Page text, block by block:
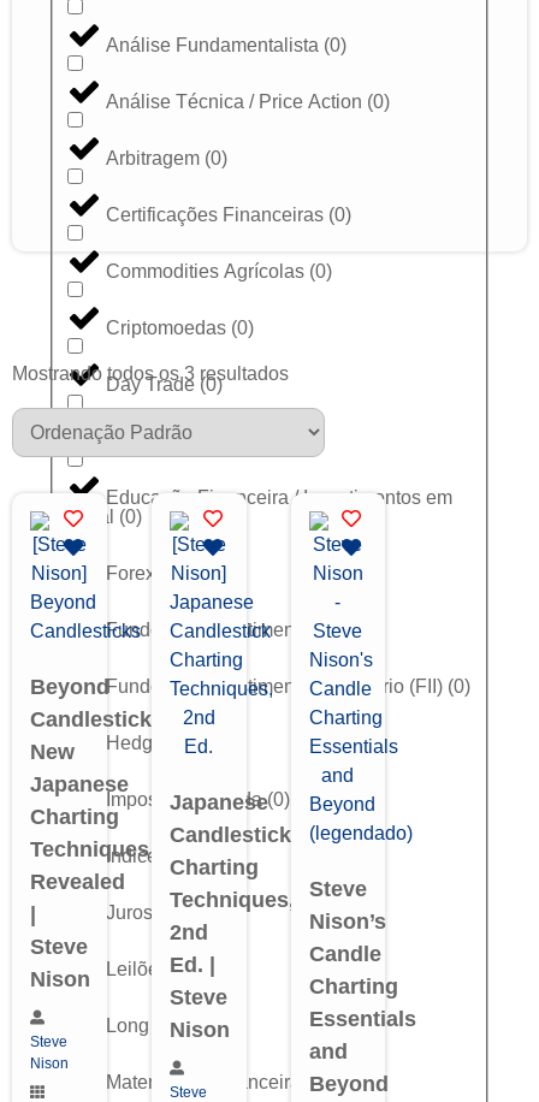
Análise Fundamentalista (0)
Análise Técnica / Price Action (0)
Arbitragem (0)
Certificações Financeiras (0)
Commodities Agrícolas (0)
Criptomoedas (0)
Day Trade (0)
Dólar(0)
Educação Financeira / Investimentos em
Geral (0)
Forex 0)
Fundos de Investimento(0)
Fundos de Investimento Imobiliário (FII) (0)
Hedge )
Imposto de Renda(0)
Índice 0)
Juros (DI)(0)
Leilões(0)
Long & Short(
Matemática Financeira (0)
Mostrando todos os 3 resultados
Beyond
Candlesticks:
New
Japanese
Charting
Techniques
Revealed
|
Steve
Nison
Steve
Nison
Japanese
Candlestick
Charting
Techniques,
2nd
Ed. |
Steve
Nison
Steve
Steve
Nison’s
Candle
Charting
Essentials
and
Beyond